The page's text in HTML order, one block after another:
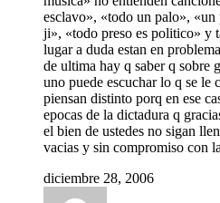
esclavo», «todo un palo»,
ji», «todo preso es politico» y
lugar a duda estan en
de ultima hay q saber q sobre
uno puede escuchar lo q se le
piensan distinto porq en ese
epocas de la dictadura q
el bien de ustedes no sigan
vacias y sin compromiso con
diciembre 28, 2006